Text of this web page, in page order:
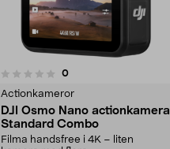
0recensioner
Actionkameror
DJI Osmo Nano actionkamera
Standard Combo
Filma handsfree i 4K – liten
0.0 av 5 stjärnor